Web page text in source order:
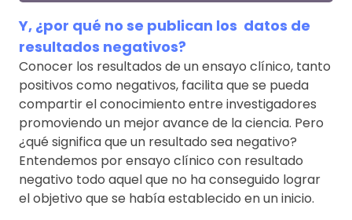
Y, ¿por qué no se publican los datos de
resultados negativos?
Conocer los resultados de un ensayo clínico, tanto
positivos como negativos, facilita que se pueda
compartir el conocimiento entre investigadores
promoviendo un mejor avance de la ciencia. Pero
¿qué significa que un resultado sea negativo?
Entendemos por ensayo clínico con resultado
negativo todo aquel que no ha conseguido lograr
el objetivo que se había establecido en un inicio.